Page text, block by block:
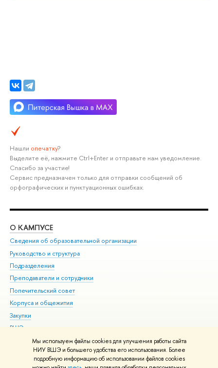
Мы используем файлы cookies для улучшения работы сайта
НИУ ВШЭ и большего удобства его использования. Более
подробную информацию об использовании файлов cookies
Нашли опечатку?
Выделите её, нажмите Ctrl+Enter и отправьте нам уведомление.
Спасибо за участие!
Сервис предназначен только для отправки сообщений об
орфографических и пунктуационных ошибках.
О КАМПУСЕ
Сведения об образовательной организации
Руководство и структура
Подразделения
Преподаватели и сотрудники
Попечительский совет
Корпуса и общежития
Закупки
ВШЭ для студентов с ограниченными возможностями
здоровья и инвалидностью
Версия для слабовидящих
Единая платежная страница